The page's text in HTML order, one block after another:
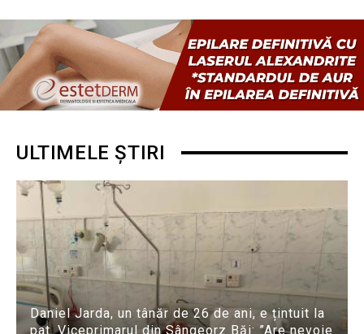
ULTIMELE ȘTIRI
Daniel Jarda, un tânăr de 26 de ani, e țintuit la
pat. Viceprimarul din Sângeorz Băi: ”Are nevoie